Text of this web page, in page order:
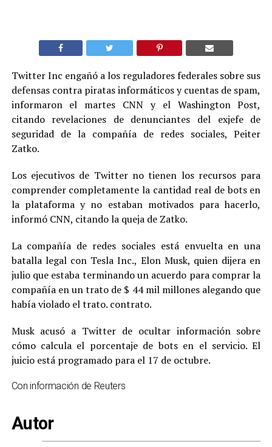
Twitter Inc engañó a los reguladores federales sobre sus
defensas contra piratas informáticos y cuentas de spam,
informaron el martes CNN y el Washington Post,
citando revelaciones de denunciantes del exjefe de
seguridad de la compañía de redes sociales, Peiter
Zatko.
Los ejecutivos de Twitter no tienen los recursos para
comprender completamente la cantidad real de bots en
la plataforma y no estaban motivados para hacerlo,
informó CNN, citando la queja de Zatko.
La compañía de redes sociales está envuelta en una
batalla legal con Tesla Inc., Elon Musk, quien dijera en
julio que estaba terminando un acuerdo para comprar la
compañía en un trato de $ 44 mil millones alegando que
había violado el trato. contrato.
Musk acusó a Twitter de ocultar información sobre
cómo calcula el porcentaje de bots en el servicio. El
juicio está programado para el 17 de octubre.
Con información de Reuters
Autor